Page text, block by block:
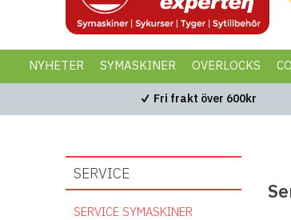
NYHETER SYMASKINER OVERLOCKS
BLACK WEEKFri frakt över 600kr
SERVICE
SERVICE SYMASKINER